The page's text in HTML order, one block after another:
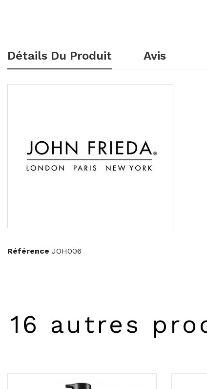
Détails Du Produit Avis
Référence JOH006
16 autres